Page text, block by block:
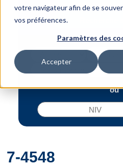
votre navigateur afin de se
vos préférences.
Paramètres des
Accepter
Numéro de pièce
ou
7-4548